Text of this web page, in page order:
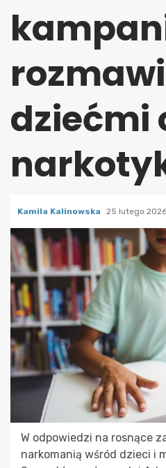
dziećmi
Kamila Kalinowska 25 lutego 2026
W odpowiedzi na rosnące
narkomanią wśród dzieci i